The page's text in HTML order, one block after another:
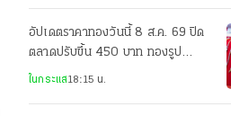
อัปเดตราคาทองวันนี้ 8 ส.ค. 69 ปิด
ตลาดปรับขึ้น 450 บาท ทองรูป
พรรณขาย 68,650 บาท
ในกระแส18:15 น.